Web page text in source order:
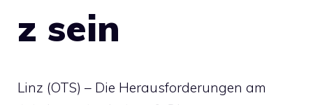
z sein
Linz (OTS) – Die Herausforderungen am